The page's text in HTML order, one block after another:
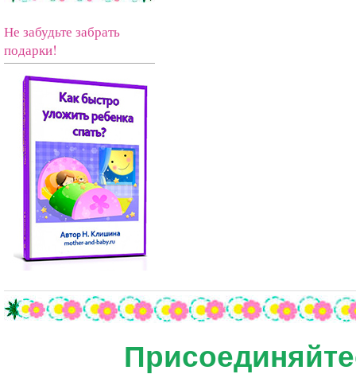
Не забудьте забрать
подарки!